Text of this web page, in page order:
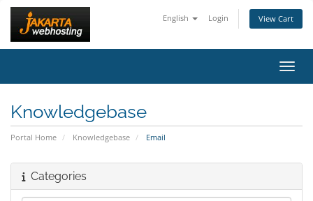
English Login View Cart
Knowledgebase
Portal Home Knowledgebase Email
Categories